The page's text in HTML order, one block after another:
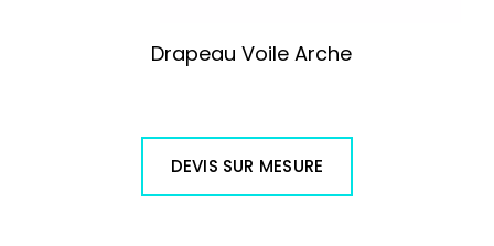
Drapeau Voile Arche
DEVIS SUR MESURE